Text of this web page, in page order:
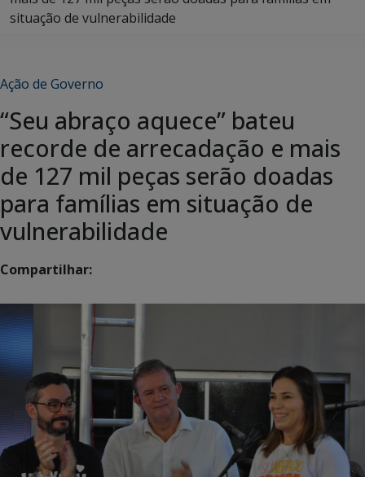
situação de vulnerabilidade
Ação de Governo
“Seu abraço aquece” bateu
recorde de arrecadação e mais
de 127 mil peças serão doadas
para famílias em situação de
vulnerabilidade
Compartilhar: